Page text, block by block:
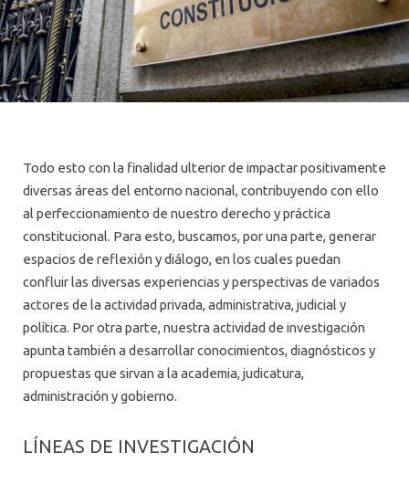
Todo esto con la finalidad ulterior de impactar positivamente
diversas áreas del entorno nacional, contribuyendo con ello
al perfeccionamiento de nuestro derecho y práctica
constitucional. Para esto, buscamos, por una parte, generar
espacios de reflexión y diálogo, en los cuales puedan
confluir las diversas experiencias y perspectivas de variados
actores de la actividad privada, administrativa, judicial y
política. Por otra parte, nuestra actividad de investigación
apunta también a desarrollar conocimientos, diagnósticos y
propuestas que sirvan a la academia, judicatura,
administración y gobierno.
LÍNEAS DE INVESTIGACIÓN